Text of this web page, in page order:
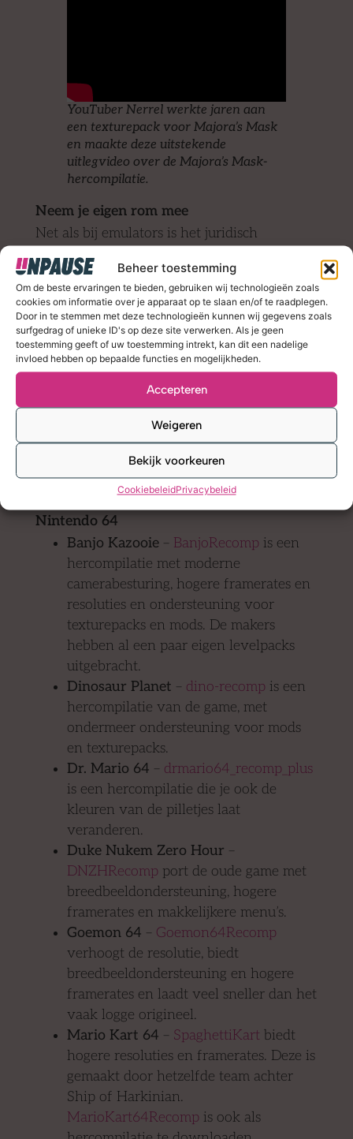
Beheer toestemming
Om de beste ervaringen te bieden, gebruiken wij technologieën zoals
cookies om informatie over je apparaat op te slaan en/of te raadplegen.
Door in te stemmen met deze technologieën kunnen wij gegevens zoals
surfgedrag of unieke ID's op deze site verwerken. Als je geen
toestemming geeft of uw toestemming intrekt, kan dit een nadelige
invloed hebben op bepaalde functies en mogelijkheden.
Accepteren
Weigeren
Bekijk voorkeuren
CookiebeleidPrivacybeleid
YouTuber Nerrel werkte jaren aan
een texturepack voor Majora’s Mask
en maakte deze uitstekende
uitlegvideo over de Majora’s Mask-
hercompilatie.
Neem je eigen rom mee
Net als bij emulators is het juridisch
spannend of grote gamebedrijven ooit zullen
proberen deze projecten offline te halen. Dat
is tot dusver nog niet gebeurd. Om van ieder
project gebruik te maken moet je ook een
(legaal verworven!) rombestand inladen,
zodat in het programmeerproject geen
illegaal hergebruikte gamecode of
afbeeldingen zitten.
Hieronder vind je een lijst van de
interessantste ports op basis van een
decompilatie of hercompilatie, gesorteerd op
spelcomputer.
Nintendo 64
Banjo Kazooie– BanjoRecomp is een
hercompilatie met moderne
camerabesturing, hogere framerates en
resoluties en ondersteuning voor
texturepacks en mods. De makers
hebben al een paar eigen levelpacks
uitgebracht.
Dinosaur Planet – dino-recomp is een
hercompilatie van de game, met
ondermeer ondersteuning voor mods
en texturepacks.
Dr. Mario 64 – drmario64_recomp_plus
is een hercompilatie die je ook de
kleuren van de pilletjes laat
veranderen.
Duke Nukem Zero Hour –
DNZHRecomp port de oude game met
breedbeeldondersteuning, hogere
framerates en makkelijkere menu’s.
Goemon 64 – Goemon64Recomp
verhoogt de resolutie, biedt
breedbeeldondersteuning en hogere
framerates en laadt veel sneller dan het
vaak logge origineel.
Mario Kart 64 – SpaghettiKart biedt
hogere resoluties en framerates. Deze is
gemaakt door hetzelfde team achter
Ship of Harkinian.
MarioKart64Recomp is ook als